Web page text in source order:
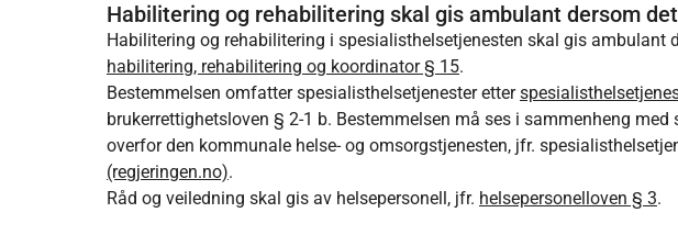
Habilitering og rehabilitering skal gis ambulant dersom
Habilitering og rehabilitering i spesialisthelsetjenesten skal gis ambulant
habilitering, rehabilitering og koordinator § 15.
Bestemmelsen omfatter spesialisthelsetjenester etter
brukerrettighetsloven § 2-1 b. Bestemmelsen må ses i sammenheng
overfor den kommunale helse- og omsorgstjenesten, jfr.
(regjeringen.no).
Råd og veiledning skal gis av helsepersonell, jfr. helsepersonelloven § 3.